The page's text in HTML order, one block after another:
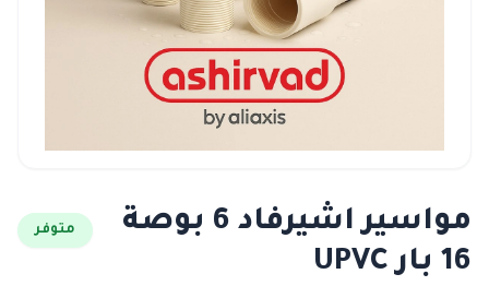
مواسير اشيرفاد 6 بوصة
16 بار UPVC
متوفر